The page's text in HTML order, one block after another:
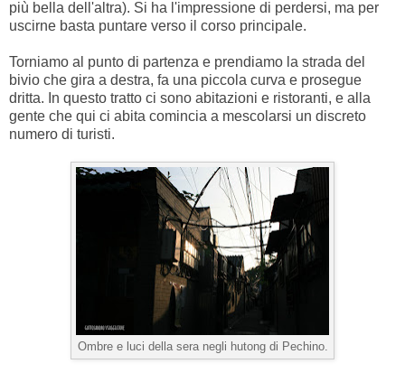
più bella dell'altra). Si ha l'impressione di perdersi, ma per
uscirne basta puntare verso il corso principale.
Torniamo al punto di partenza e prendiamo la strada del
bivio che gira a destra, fa una piccola curva e prosegue
dritta. In questo tratto ci sono abitazioni e ristoranti, e alla
gente che qui ci abita comincia a mescolarsi un discreto
numero di turisti.
Ombre e luci della sera negli hutong di Pechino.